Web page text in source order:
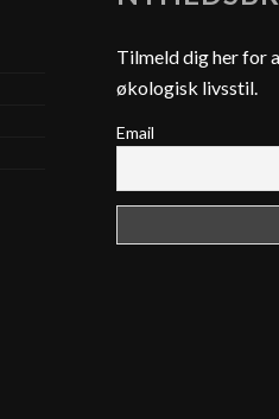
Tilmeld dig her for
økologisk livsstil.
Email